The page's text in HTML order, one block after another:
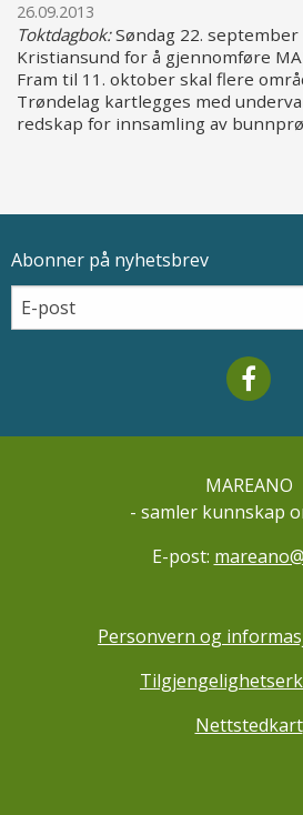
26.09.2013
Toktdagbok:Søndag 22. september
Kristiansund for å gjennomføre
Fram til 11. oktober skal flere
Trøndelag kartlegges med
redskap for innsamling av
Epostadresse
Abonner på nyhetsbrev
Email
MAREANO
- samler kunnskap
E-post:
Personvern og
Nettstedkart